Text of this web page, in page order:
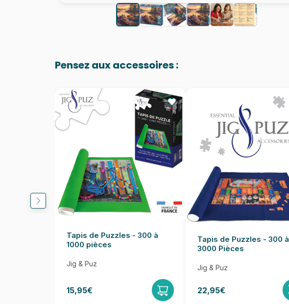
Pensez aux accessoires :
Tapis de Puzzles - 300 à
1000 pièces
Jig & Puz
15,95€
Tapis de Puzzles - 300 à
3000 Pièces
Jig & Puz
22,95€